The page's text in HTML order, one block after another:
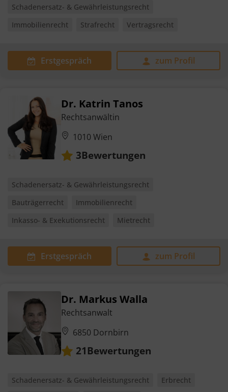
Schadenersatz- & Gewährleistungsrecht
Immobilienrecht
Strafrecht Vertragsrecht
Erstgespräch zum Profil
Dr. Katrin Tanos
Rechtsanwältin
1010 Wien
3Bewertungen
Schadenersatz- & Gewährleistungsrecht
Bauträgerrecht
Immobilienrecht
Inkasso- & Exekutionsrecht
Mietrecht
Erstgespräch zum Profil
Dr. Markus Walla
Rechtsanwalt
6850 Dornbirn
21Bewertungen
Schadenersatz- & Gewährleistungsrecht Erbrecht